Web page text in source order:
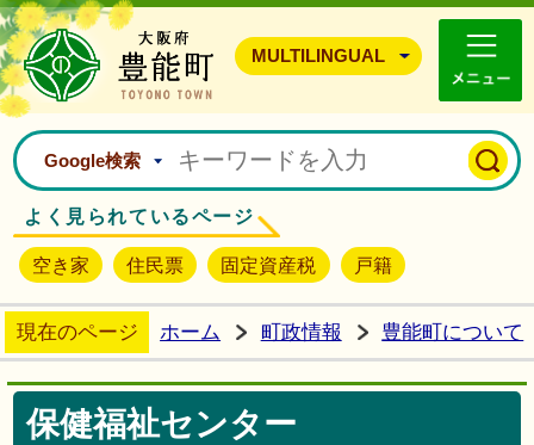
豊能町ホームページ
MULTILINGUAL
Google検索
よく見られているページ
空き家 住民票 固定資産税 戸籍
現在のページ ホーム 町政情報 豊能町について
保健福祉センター